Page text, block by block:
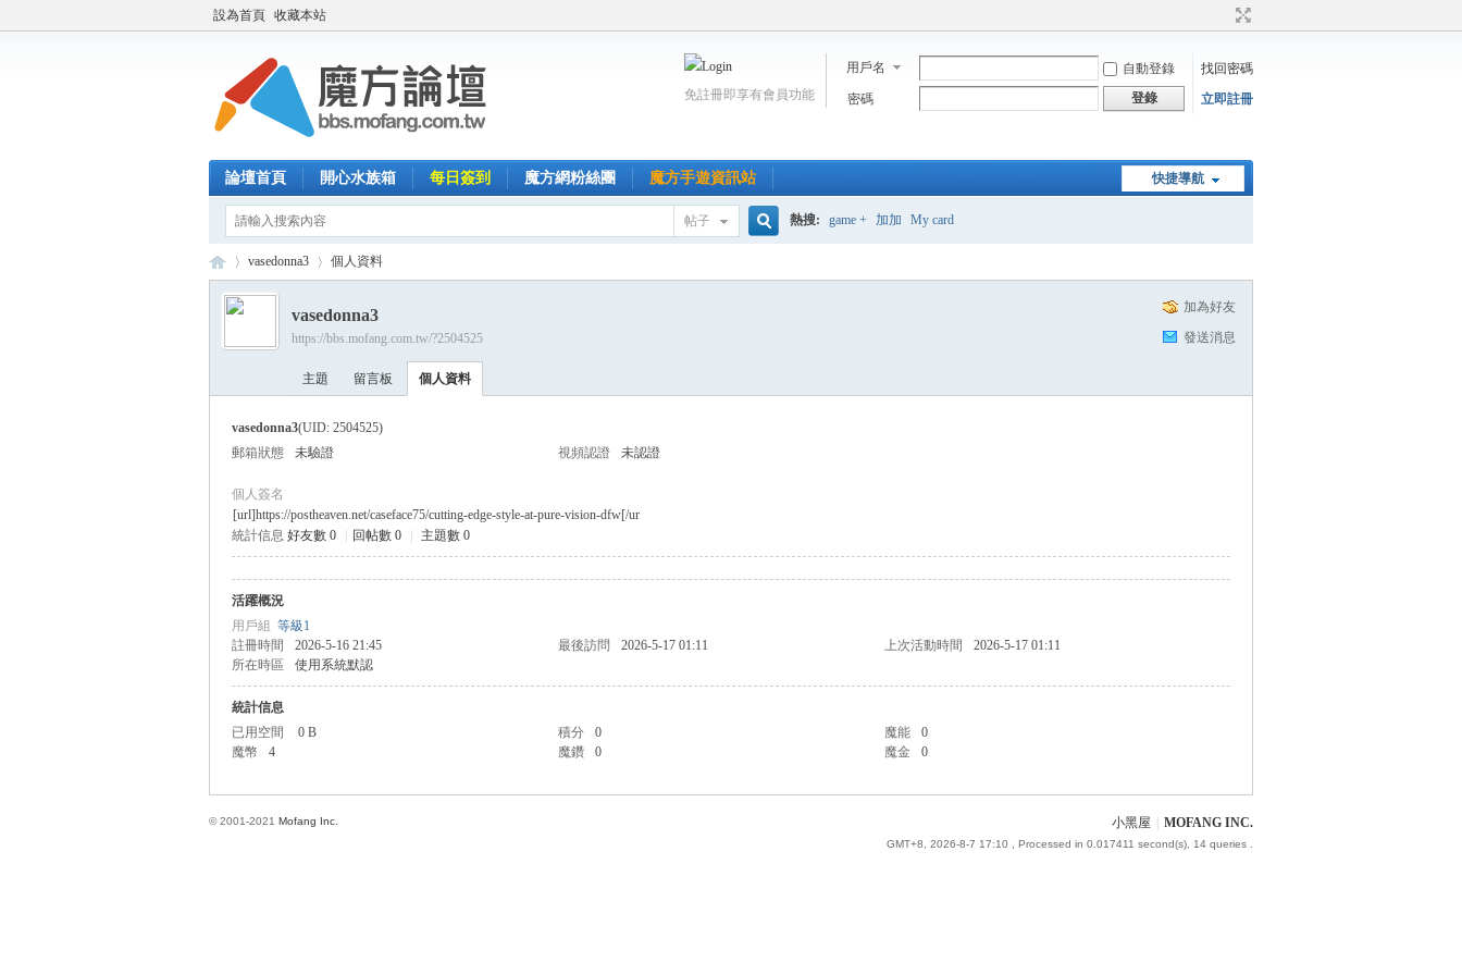
設為首頁 收藏本站
用戶名 自動登錄
找回密碼
密碼
登錄 立即註冊
免註冊即享有會員功能
快捷導航
論壇首頁 開心水族箱 每日簽到 魔方網粉絲團 魔方手遊資訊站
帖子 熱搜: game + 加加 My card
›
vasedonna3 個人資料
加為好友
發送消息
vasedonna3
https://bbs.mofang.com.tw/?2504525
主題 留言板 個人資料
vasedonna3(UID: 2504525)
郵箱狀態
未驗證 視頻認證 未認證
個人簽名
[url]https://postheaven.net/caseface75/cutting-edge-style-at-pure-vision-dfw[/ur
統計信息 好友數 0 回帖數 0 主題數 0
活躍概況
用戶組 等級1
註冊時間
2026-5-16 21:45 最後訪問 2026-5-17 01:11 上次活動時間
2026-5-17 01:11
所在時區
使用系統默認
統計信息
已用空間
0 B 積分 0 魔能
0
魔幣
4 魔鑽 0 魔金 0
小黑屋 MOFANG INC.
GMT+8, 2026-8-7 17:10 , Processed in 0.017411 second(s), 14 queries .
© 2001-2021 Mofang Inc.